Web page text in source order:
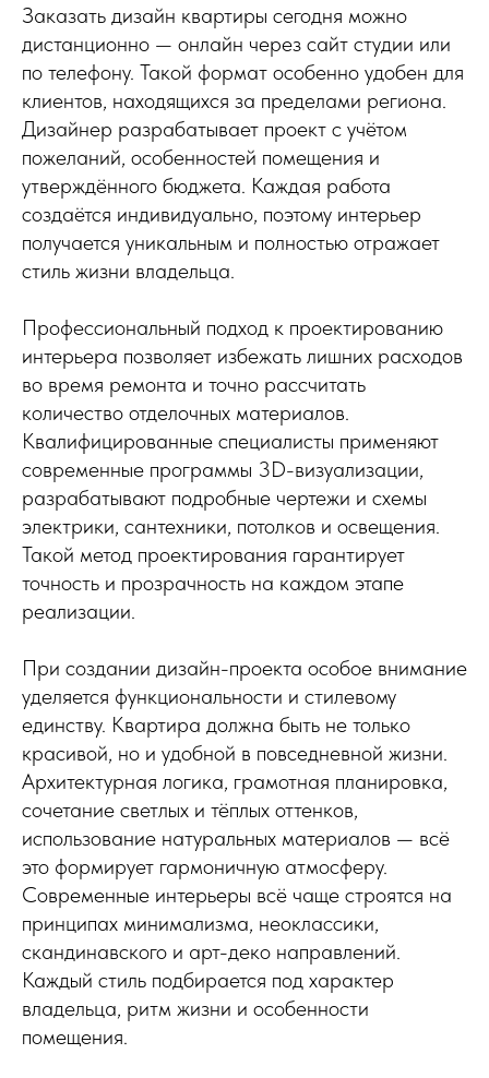
Заказать дизайн квартиры сегодня можно
дистанционно — онлайн через сайт студии или
по телефону. Такой формат особенно удобен для
клиентов, находящихся за пределами региона.
Дизайнер разрабатывает проект с учётом
пожеланий, особенностей помещения и
утверждённого бюджета. Каждая работа
создаётся индивидуально, поэтому интерьер
получается уникальным и полностью отражает
стиль жизни владельца.
Профессиональный подход к проектированию
интерьера позволяет избежать лишних расходов
во время ремонта и точно рассчитать
количество отделочных материалов.
Квалифицированные специалисты применяют
современные программы 3D-визуализации,
разрабатывают подробные чертежи и схемы
электрики, сантехники, потолков и освещения.
Такой метод проектирования гарантирует
точность и прозрачность на каждом этапе
реализации.
При создании дизайн-проекта особое внимание
уделяется функциональности и стилевому
единству. Квартира должна быть не только
красивой, но и удобной в повседневной жизни.
Архитектурная логика, грамотная планировка,
сочетание светлых и тёплых оттенков,
использование натуральных материалов — всё
это формирует гармоничную атмосферу.
Современные интерьеры всё чаще строятся на
принципах минимализма, неоклассики,
скандинавского и арт-деко направлений.
Каждый стиль подбирается под характер
владельца, ритм жизни и особенности
помещения.